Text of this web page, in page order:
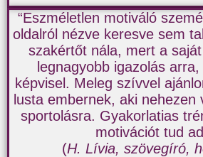
“Eszméletlen motiváló
oldalról nézve keresve sem
szakértőt nála, mert a
legnagyobb igazolás
képvisel. Meleg szívvel
lusta embernek, aki
sportolásra. Gyakorlatias
motivációt tud
(H. Lívia, szövegíró,